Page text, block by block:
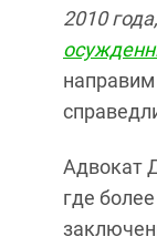
2010
направим
Адвокат
где